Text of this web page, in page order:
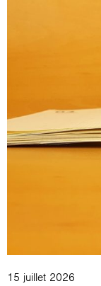
15 juillet 2026